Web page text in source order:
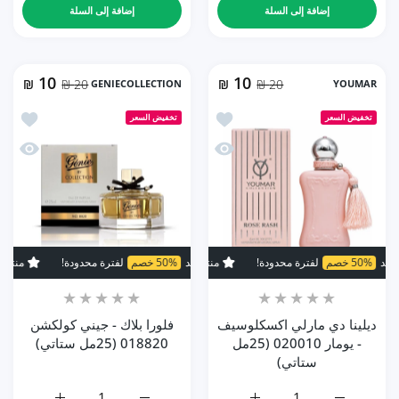
إضافة إلى السلة إضافة إلى السلة
YOUMAR
10
₪ 20 ₪
تخفيض السعر
أضف إلى المفضلة ديلينا دي مارلي اكسكلوسيف - يومار
نظرة سريعة ديلينا دي مارلي اكسكلوسيف - يومار 020010
خصم لفترة محدودة! منتج جديد 50% خصم لفترة محدودة! منتج جديد
ديلينا دي مارلي اكسكلوسيف
- يومار 020010 (25مل
ستاتي)
GENIECOLLECTION
10
₪ 20 ₪
تخفيض السعر
أضف إلى
نظرة
منتج جديد 50% خصم لفترة محدودة! منتج جديد
فلورا بلاك - جيني كولكشن
018820 (25مل ستاتي)